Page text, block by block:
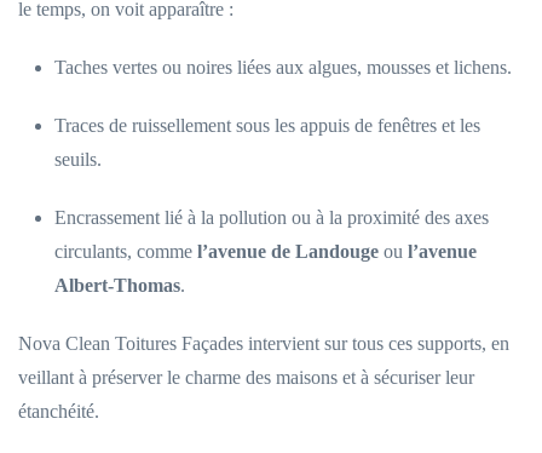
le temps, on voit apparaître :
Taches vertes ou noires liées aux algues, mousses et lichens.
Traces de ruissellement sous les appuis de fenêtres et les
seuils.
Encrassement lié à la pollution ou à la proximité des axes
circulants, comme l’avenue de Landouge ou l’avenue
Albert-Thomas.
Nova Clean Toitures Façades intervient sur tous ces supports, en
veillant à préserver le charme des maisons et à sécuriser leur
étanchéité.